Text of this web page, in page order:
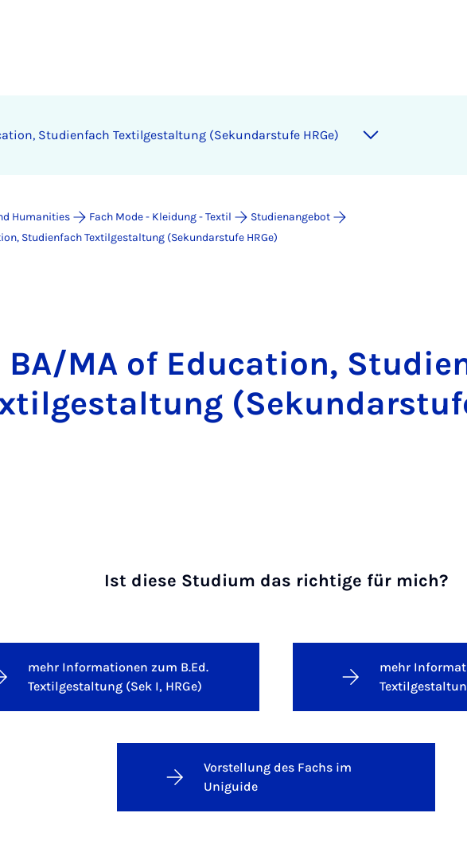
Studienfach Textilgestaltung (Sekundarstufe HRGe)
Humanities Fach Mode - Kleidung - Textil
Studienangebot
Studienfach Textilgestaltung (Sekundarstufe HRGe)
BA/MA of Education,
Ist diese Studium das richtige für mich?
mehr Informationen zum B.Ed.
Textilgestaltung (Sek I, HRGe)
mehr
Vorstellung des Fachs im
Uniguide